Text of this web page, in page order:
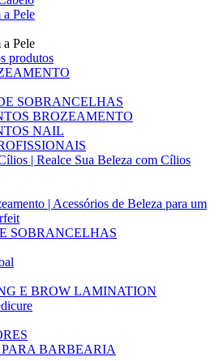
Pele
Pele
produtos
SOBRANCELHAS
BROZEAMENTO
NAIL
| Realce Sua Beleza com Cílios
| Acessórios de Beleza para um
SOBRANCELHAS
E BROW LAMINATION
BARBEARIA